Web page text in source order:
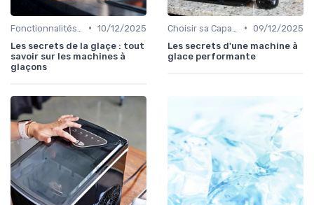
• 10/12/2025
Les secrets de la glaçe : tout
savoir sur les machines à
glaçons
• 09/12/2025
Les secrets d'une machine à
glace performante